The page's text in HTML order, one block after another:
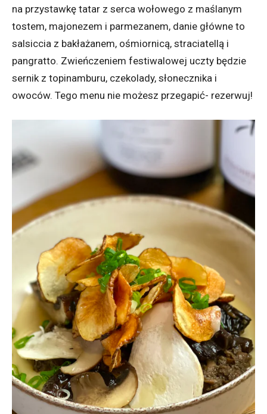
na przystawkę tatar z serca wołowego z maślanym
tostem, majonezem i parmezanem, danie główne to
salsiccia z bakłażanem, ośmiornicą, straciatellą i
pangratto. Zwieńczeniem festiwalowej uczty będzie
sernik z topinamburu, czekolady, słonecznika i
owoców. Tego menu nie możesz przegapić- rezerwuj!